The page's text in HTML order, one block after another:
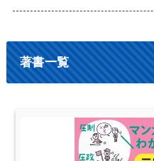
著書一覧